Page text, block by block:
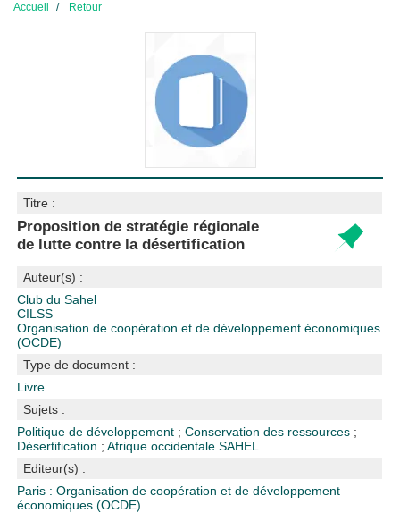
Accueil Retour
Titre :
Proposition de stratégie régionale
de lutte contre la désertification
Auteur(s) :
Club du Sahel
CILSS
Organisation de coopération et de développement économiques
(OCDE)
Type de document :
Livre
Sujets :
Politique de développement ;Conservation des ressources ;
Désertification ;Afrique occidentaleSAHEL
Editeur(s) :
Paris : Organisation de coopération et de développement
économiques (OCDE)